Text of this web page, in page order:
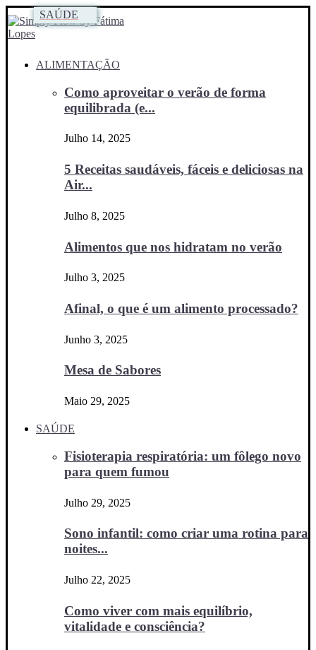
ALIMENTAÇÃO
Como aproveitar o verão de forma
equilibrada (e...
Julho 14, 2025
5 Receitas saudáveis, fáceis e deliciosas na
Air...
Julho 8, 2025
Alimentos que nos hidratam no verão
Julho 3, 2025
Afinal, o que é um alimento processado?
Junho 3, 2025
Mesa de Sabores
Maio 29, 2025
SAÚDE
Fisioterapia respiratória: um fôlego novo
para quem fumou
Julho 29, 2025
Sono infantil: como criar uma rotina para
noites...
Julho 22, 2025
Como viver com mais equilíbrio,
vitalidade e consciência?
SAÚDE
SAÚDE